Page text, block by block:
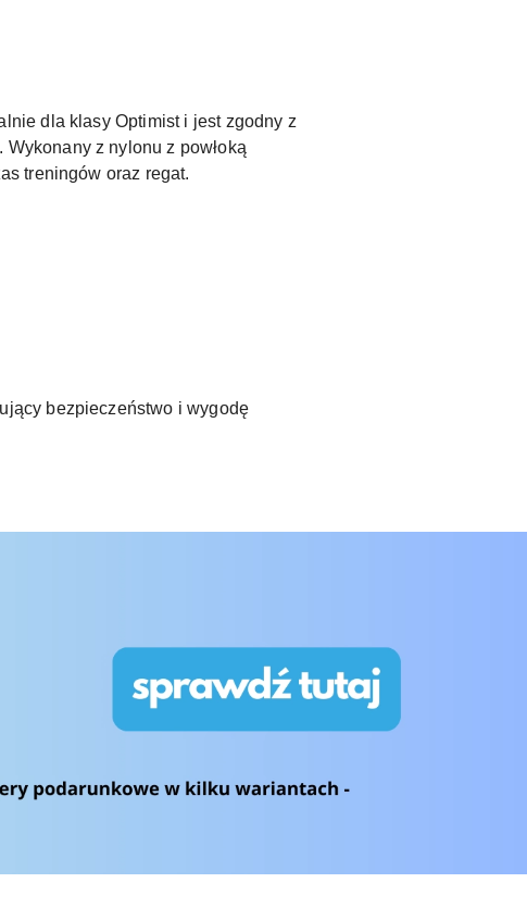
dla klasy Optimist i jest zgodny z
z nylonu z powłoką
treningów oraz regat.
bezpieczeństwo i wygodę